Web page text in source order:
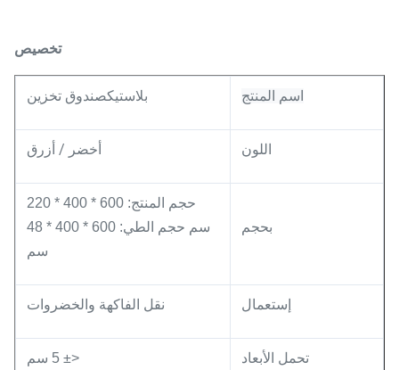
تخصيص
اسم المنتج بلاستيكصندوق تخزين
اللون أخضر / أزرق
بحجم
حجم المنتج: 600 * 400 * 220
سم حجم الطي: 600 * 400 * 48
سم
إستعمال نقل الفاكهة والخضروات
تحمل الأبعاد <± 5 سم